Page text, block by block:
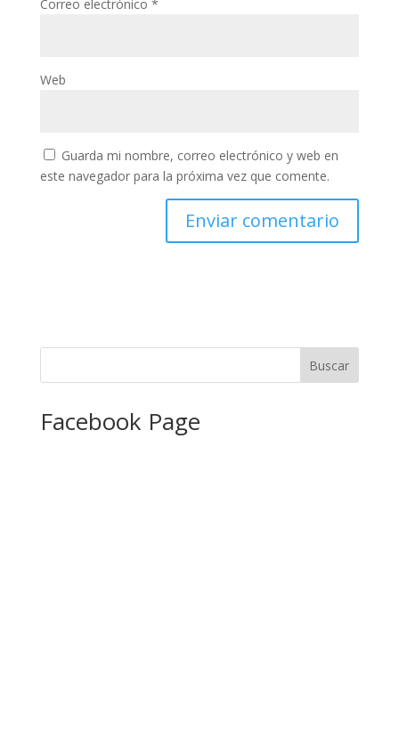
Correo electrónico *
Web
Guarda mi nombre, correo electrónico y web en
este navegador para la próxima vez que comente.
Facebook Page